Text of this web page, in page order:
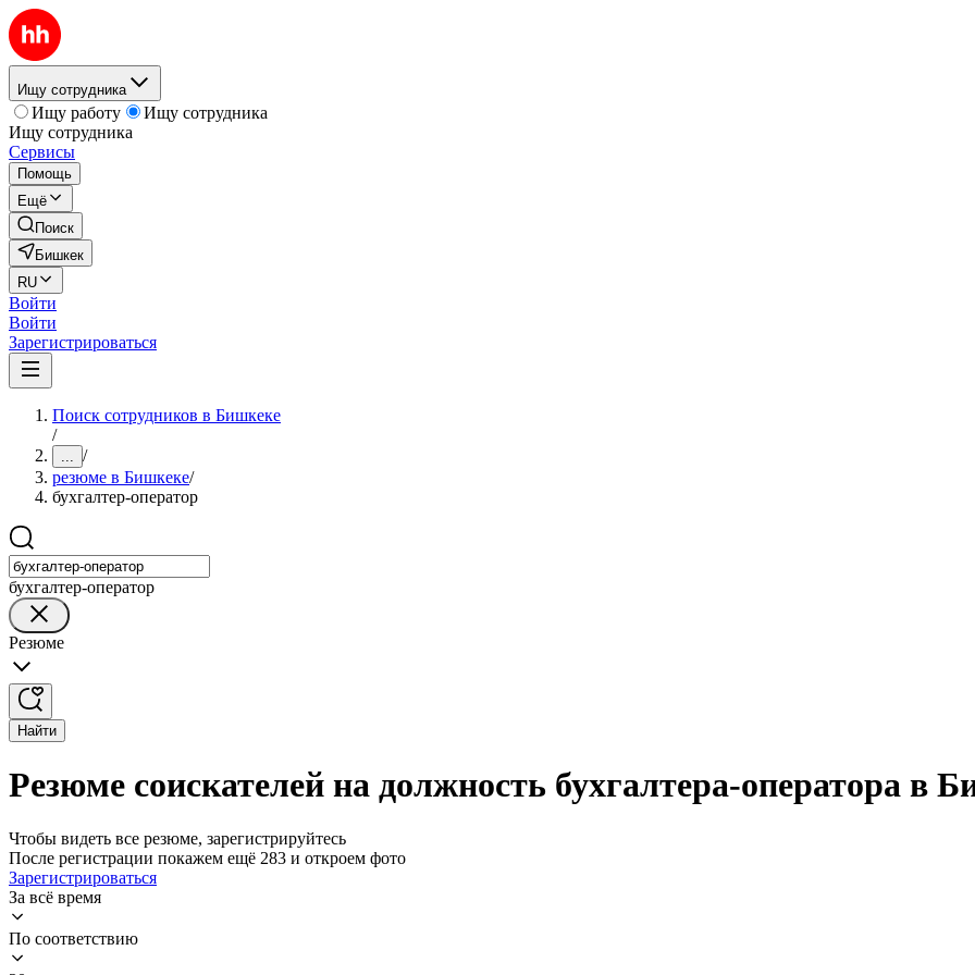
Ищу сотрудника
Ищу работу
Ищу сотрудника
Ищу сотрудника
Сервисы
Помощь
Ещё
Поиск
Бишкек
RU
Войти
Войти
Зарегистрироваться
Поиск сотрудников в Бишкеке
/
... /
резюме в Бишкеке/
бухгалтер-оператор
бухгалтер-оператор
Резюме
Найти
Резюме соискателей на должность бухгалтера-оператора в
Чтобы видеть все резюме, зарегистрируйтесь
После регистрации покажем ещё 283 и откроем фото
Зарегистрироваться
За всё время
По соответствию